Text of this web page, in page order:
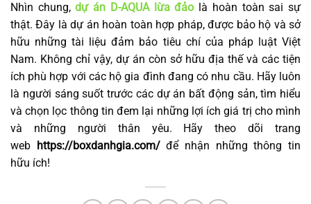
Nhìn chung,dự án D-AQUA lừa đảo là hoàn toàn sai sự
thật. Đây là dự án hoàn toàn hợp pháp, được bảo hộ và sở
hữu những tài liệu đảm bảo tiêu chí của pháp luật Việt
Nam. Không chỉ vậy, dự án còn sở hữu địa thế và các tiện
ích phù hợp với các hộ gia đình đang có nhu cầu. Hãy luôn
là người sáng suốt trước các dự án bất động sản, tìm hiểu
và chọn lọc thông tin đem lại những lợi ích giá trị cho mình
và những người thân yêu. Hãy theo dõi trang
web https://boxdanhgia.com/để nhận những thông tin
hữu ích!